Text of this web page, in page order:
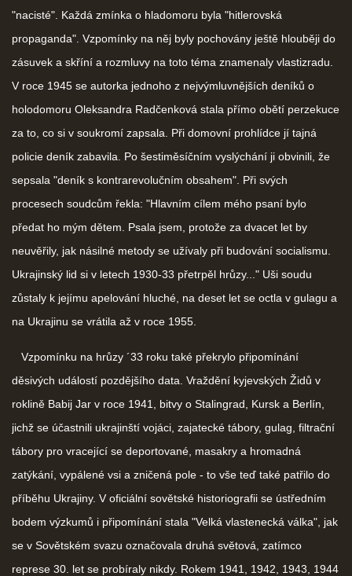
"nacisté". Každá zmínka o hladomoru byla "hitlerovská
propaganda". Vzpomínky na něj byly pochovány ještě hlouběji do
zásuvek a skříní a rozmluvy na toto téma znamenaly vlastizradu.
V roce 1945 se autorka jednoho z nejvýmluvnějších deníků o
holodomoru Oleksandra Radčenková stala přímo obětí perzekuce
za to, co si v soukromí zapsala. Při domovní prohlídce jí tajná
policie deník zabavila. Po šestiměsíčním vyslýchání ji obvinili, že
sepsala "deník s kontrarevolučním obsahem". Při svých
procesech soudcům řekla: "Hlavním cílem mého psaní bylo
předat ho mým dětem. Psala jsem, protože za dvacet let by
neuvěřily, jak násilné metody se užívaly při budování socialismu.
Ukrajinský lid si v letech 1930-33 přetrpěl hrůzy..." Uši soudu
zůstaly k jejímu apelování hluché, na deset let se octla v gulagu a
na Ukrajinu se vrátila až v roce 1955.
Vzpomínku na hrůzy ´33 roku také překrylo připomínání
děsivých událostí pozdějšího data. Vraždění kyjevských Židů v
roklině Babij Jar v roce 1941, bitvy o Stalingrad, Kursk a Berlín,
jichž se účastnili ukrajinští vojáci, zajatecké tábory, gulag, filtrační
tábory pro vracející se deportované, masakry a hromadná
zatýkání, vypálené vsi a zničená pole - to vše teď také patřilo do
příběhu Ukrajiny. V oficiální sovětské historiografii se ústředním
bodem výzkumů i připomínání stala "Velká vlastenecká válka", jak
se v Sovětském svazu označovala druhá světová, zatímco
represe 30. let se probíraly nikdy. Rokem 1941, 1942, 1943, 1944